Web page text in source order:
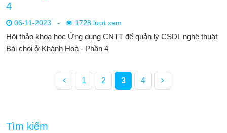
4
06-11-2023 - 1728 lượt xem
Hội thảo khoa học Ứng dụng CNTT để quản lý CSDL nghệ thuật
Bài chòi ở Khánh Hoà - Phần 4
1 2 3 4
Tìm kiếm